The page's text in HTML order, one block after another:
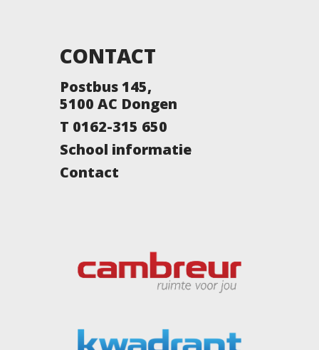
CONTACT
Postbus 145,
5100 AC Dongen
T 0162-315 650
School informatie
Contact